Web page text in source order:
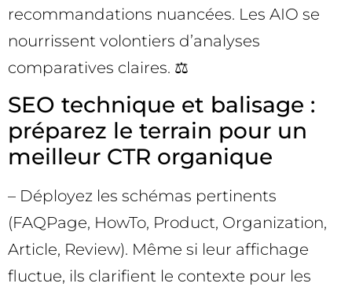
recommandations nuancées. Les AIO se
nourrissent volontiers d’analyses
comparatives claires. ⚖️
SEO technique et balisage :
préparez le terrain pour un
meilleur CTR organique
– Déployez les schémas pertinents
(FAQPage, HowTo, Product, Organization,
Article, Review). Même si leur affichage
fluctue, ils clarifient le contexte pour les